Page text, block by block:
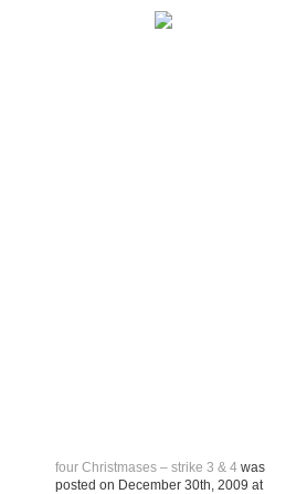
four Christmases – strike 3 & 4 was
posted on December 30th, 2009 at